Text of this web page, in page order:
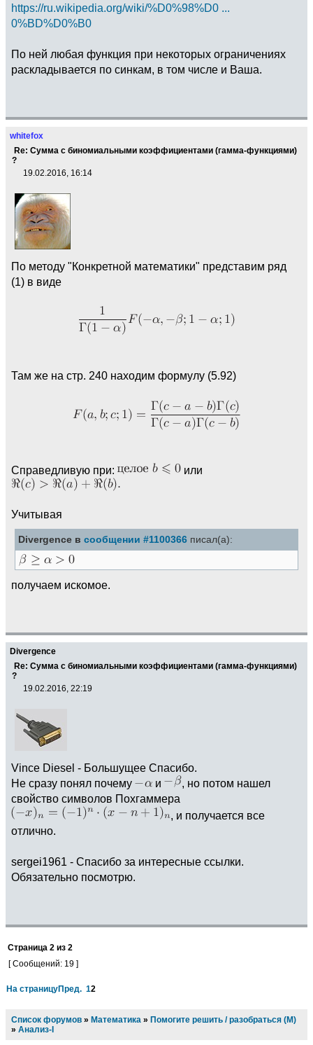
https://ru.wikipedia.org/wiki/%D0%98%D0 ...
0%BD%D0%B0
По ней любая функция при некоторых ограничениях
раскладывается по синкам, в том числе и Ваша.
whitefox
Re: Сумма с биномиальными коэффициентами (гамма-функциями)
?
19.02.2016, 16:14
По методу "Конкретной математики" представим ряд
(1) в виде
Там же на стр. 240 находим формулу (5.92)
Справедливую при: или
Учитывая
Divergence в сообщении #1100366 писал(а):
получаем искомое.
Divergence
Re: Сумма с биномиальными коэффициентами (гамма-функциями)
?
19.02.2016, 22:19
Vince Diesel - Большущее Спасибо.
Не сразу понял почему
и
, но потом нашел
свойство символов Похгаммера
, и получается все
отлично.
sergei1961 - Спасибо за интересные ссылки.
Обязательно посмотрю.
Страница 2 из 2
[ Сообщений: 19 ]
На страницуПред. 12
Список форумов » Математика » Помогите решить / разобраться (М)
» Анализ-I